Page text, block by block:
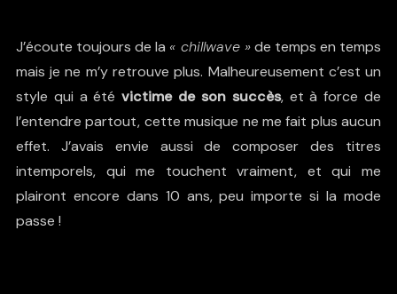
J’écoute toujours de la « chillwave »de temps en temps
mais je ne m’y retrouve plus. Malheureusement c’est un
style qui a étévictime de son succès, et à force de
l’entendre partout, cette musique ne me fait plus aucun
effet. J’avais envie aussi de composer des titres
intemporels, qui me touchent vraiment, et qui me
plairont encore dans 10 ans, peu importe si la mode
passe !